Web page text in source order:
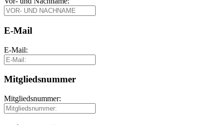
E-Mail
E-Mail:
Mitgliedsnummer
Mitgliedsnummer: